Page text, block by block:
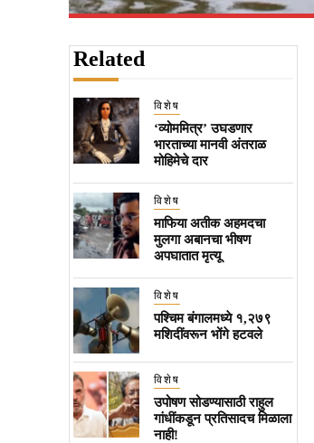
Related
विशेष
‘व्योममित्र’ उघडणार
भारताच्या मानवी अंतराळ
मोहिमेचे दार
विशेष
माफिया अतीक अहमदचा
मुलगा अबानचा भीषण
अपघातात मृत्यू
विशेष
पश्चिम बंगालमध्ये १,२७९
मशिदींवरून भोंगे हटवले
विशेष
उपोषण सोडण्यासाठी राहुल
गांधींकडून प्रतिसादच मिळाला
नाही!